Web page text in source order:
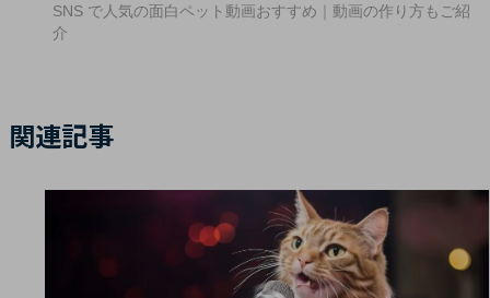
SNS で人気の面白ペット動画おすすめ｜動画の作り方もご紹
介
関連記事